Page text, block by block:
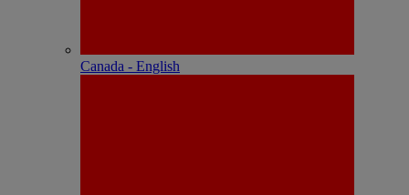
Canada - English